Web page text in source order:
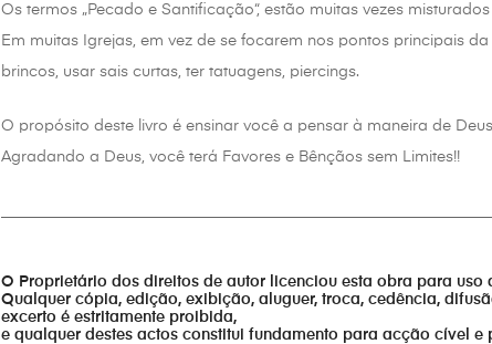
Os termos „Pecado e Santificação“, estão muitas vezes
Em muitas Igrejas, em vez de se focarem nos pontos principais
brincos, usar sais curtas, ter tatuagens, piercings.
O propósito deste livro é ensinar você a pensar à maneira de
Agradando a Deus, você terá Favores e Bênçãos sem Limites!!
O Proprietário dos direitos de autor licenciou esta obra para uso
Qualquer cópia, edição, exibição, aluguer, troca, cedência,
excerto é estritamente proibida,
e qualquer destes actos constitui fundamento para acção cível